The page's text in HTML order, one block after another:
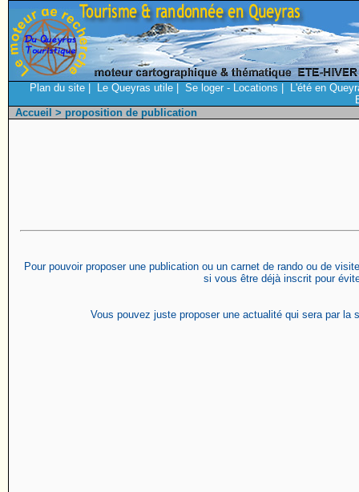
Plan du site Le Queyras utile Se loger - Locations
L'été en
Accueil > proposition de publication
Pour pouvoir proposer une publication ou un carnet de rando ou de
si vous être déjà inscrit pour
Vous pouvez juste proposer une actualité qui sera par la